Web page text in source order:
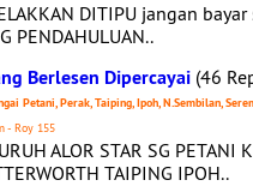
DITIPU jangan
PENDAHULUAN..
Berlesen Dipercayai (46
Petani, Perak, Taiping, Ipoh, N.Sembilan,
- Roy 155
ALOR STAR SG PETANI
TAIPING IPOH..